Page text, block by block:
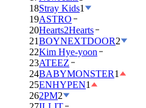
18Stray Kids1
19ASTRO
20Hearts2Hearts
21BOYNEXTDOOR2
22Kim Hye-yoon
23ATEEZ
24BABYMONSTER1
25ENHYPEN1
262PM2